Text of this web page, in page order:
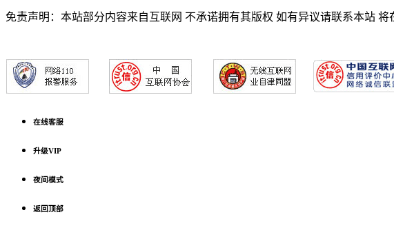
免责声明：本站部分内容来自互联网 不承诺拥有其版权 如有异议请联系本站
在线客服
升级VIP
夜间模式
返回顶部